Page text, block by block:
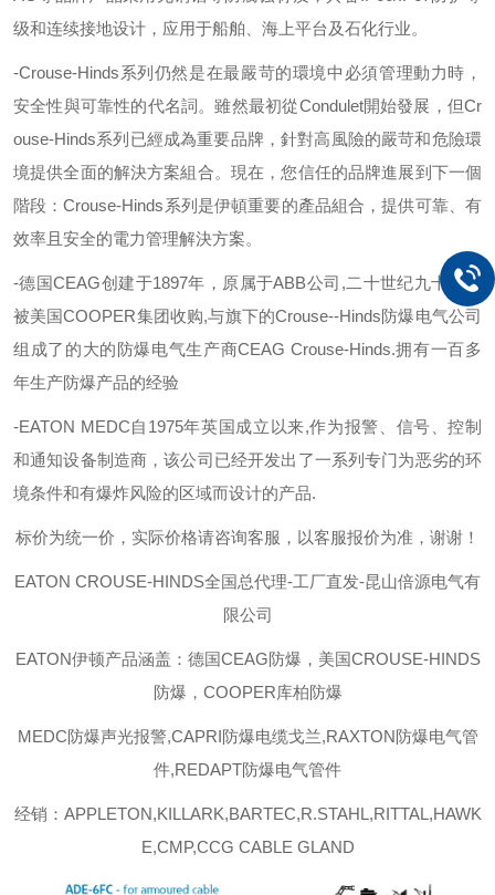
级和连续接地设计，应用于船舶、海上平台及石化行业。
-Crouse-Hinds系列仍然是在最嚴苛的環境中必須管理動力時，
安全性與可靠性的代名詞。雖然最初從Condulet開始發展，但Cr
ouse-Hinds系列已經成為重要品牌，針對高風險的嚴苛和危險環
境提供全面的解決方案組合。現在，您信任的品牌進展到下一個
階段：Crouse-Hinds系列是伊頓重要的產品組合，提供可靠、有
效率且安全的電力管理解決方案。
-德国CEAG创建于1897年，原属于ABB公司 ,二十世纪九十年代
被美国COOPER集团收购,与旗下的Crouse--Hinds防爆电气公司
组成了的大的防爆电气生产商CEAG Crouse-Hinds.拥有一百多
年生产防爆产品的经验
-EATON MEDC自 1975年英国成立以来,作为报警、信号、控制
和通知设备制造商，该公司已经开发出了一系列专门为恶劣的环
境条件和有爆炸风险的区域而设计的产品.
标价为统一价，实际价格请咨询客服，以客服报价为准，谢谢！
EATON CROUSE-HINDS全国总代理-工厂直发-昆山倍源电气有
限公司
EATON伊顿产品涵盖：德国CEAG防爆，美国CROUSE-HINDS
防爆，COOPER库柏防爆
MEDC防爆声光报警,CAPRI防爆电缆戈兰,RAXTON防爆电气管
件,REDAPT防爆电气管件
经销：APPLETON,KILLARK,BARTEC,R.STAHL,RITTAL,HAWK
E,CMP,CCG CABLE GLAND